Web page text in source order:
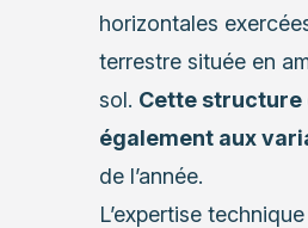
horizontales
terrestre située en
sol. Cette structure
également aux
de l’année.
L’expertise